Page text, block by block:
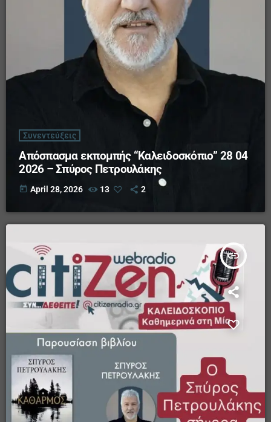
Συνεντεύξεις
Απόσπασμα εκπομπής “Καλειδοσκόπιο” 28 04
2026 – Σπύρος Πετρουλάκης
today April 28, 2026 13 2
insert_link